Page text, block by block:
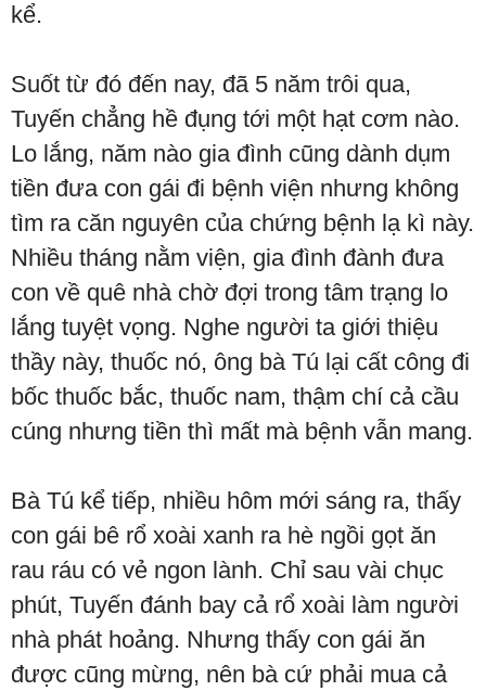
kể.
Suốt từ đó đến nay, đã 5 năm trôi qua,
Tuyến chẳng hề đụng tới một hạt cơm nào.
Lo lắng, năm nào gia đình cũng dành dụm
tiền đưa con gái đi bệnh viện nhưng không
tìm ra căn nguyên của chứng bệnh lạ kì này.
Nhiều tháng nằm viện, gia đình đành đưa
con về quê nhà chờ đợi trong tâm trạng lo
lắng tuyệt vọng. Nghe người ta giới thiệu
thầy này, thuốc nó, ông bà Tú lại cất công đi
bốc thuốc bắc, thuốc nam, thậm chí cả cầu
cúng nhưng tiền thì mất mà bệnh vẫn mang.
Bà Tú kể tiếp, nhiều hôm mới sáng ra, thấy
con gái bê rổ xoài xanh ra hè ngồi gọt ăn
rau ráu có vẻ ngon lành. Chỉ sau vài chục
phút, Tuyến đánh bay cả rổ xoài làm người
nhà phát hoảng. Nhưng thấy con gái ăn
được cũng mừng, nên bà cứ phải mua cả